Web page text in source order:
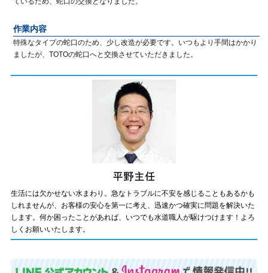
作業内容
特殊なタイプの蛇口のため、少し改造が必要です。いつもより手間はかかり
ましたが、TOTOの蛇口へと交換させていただきました。
生活には欠かせない水まわり。急なトラブルに不安を感じることもあるかも
しれませんが、お客様の安心を第一に考え、迅速かつ確実に問題を解決いた
します。何か困ったことがあれば、いつでも水道職人が駆けつけます！よろ
しくお願いいたします。